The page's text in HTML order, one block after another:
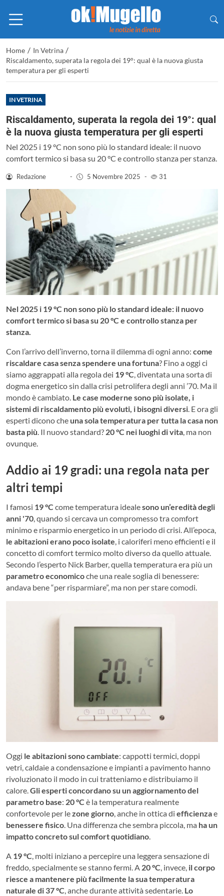
Home / In Vetrina /
Riscaldamento, superata la regola dei 19°: qual è la nuova giusta
temperatura per gli esperti
IN VETRINA
Riscaldamento, superata la regola dei 19°: qual
è la nuova giusta temperatura per gli esperti
Nel 2025 i 19 °C non sono più lo standard ideale: il nuovo
comfort termico si basa su 20 °C e controllo stanza per stanza.
Redazione - 5 Novembre 2025 - 31
Nel 2025 i 19 °C non sono più lo standard ideale: il nuovo
comfort termico si basa su 20 °C e controllo stanza per
stanza.
Con l’arrivo dell’inverno, torna il dilemma di ogni anno: come
riscaldare casa senza spendere una fortuna? Fino a oggi ci
siamo aggrappati alla regola dei 19 °C, diventata una sorta di
dogma energetico sin dalla crisi petrolifera degli anni ’70. Ma il
mondo è cambiato. Le case moderne sono più isolate, i
sistemi di riscaldamento più evoluti, i bisogni diversi. E ora gli
esperti dicono che una sola temperatura per tutta la casa non
basta più. Il nuovo standard? 20 °C nei luoghi di vita, ma non
ovunque.
Addio ai 19 gradi: una regola nata per
altri tempi
I famosi 19 °C come temperatura idealesono un’eredità degli
anni '70 , quando si cercava un compromesso tra comfort
minimo e risparmio energetico in un periodo di crisi. All’epoca,
le abitazioni erano poco isolate , i caloriferi meno efficienti e il
concetto di comfort termico molto diverso da quello attuale.
Secondo l’esperto Nick Barber, quella temperatura era più un
parametro economicoche una reale soglia di benessere:
andava bene “per risparmiare”, ma non per stare comodi.
Oggi le abitazioni sono cambiate: cappotti termici, doppi
vetri, caldaie a condensazione e impianti a pavimento hanno
rivoluzionato il modo in cui tratteniamo e distribuiamo il
calore.Gli esperti concordano su un aggiornamento del
parametro base: 20 °C è la temperatura realmente
confortevole per lezone giorno, anche in ottica di efficienzae
benessere fisico. Una differenza che sembra piccola, ma ha un
impatto concreto sul comfort quotidiano.
A 19 °C, molti iniziano a percepire una leggera sensazione di
freddo, specialmente se stanno fermi. A 20 °C, invece, il corpo
riesce a mantenere più facilmente la sua temperatura
naturale di 37 °C, anche durante attività sedentarie. Lo